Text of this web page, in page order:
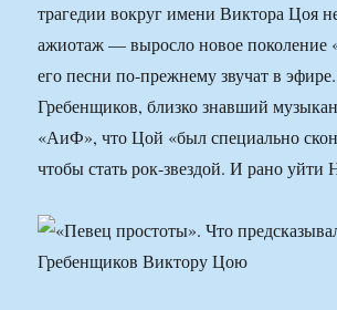
трагедии вокруг имени Виктора Цоя
ажиотаж — выросло новое поколение
его песни по-прежнему звучат в
Гребенщиков, близко знавший
«АиФ», что Цой «был специально
чтобы стать рок-звездой. И рано уйти